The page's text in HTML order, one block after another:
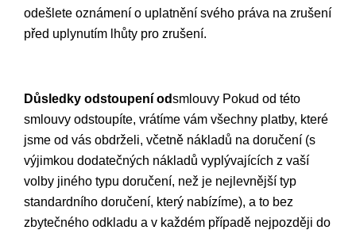
odešlete oznámení o uplatnění svého práva na zrušení
před uplynutím lhůty pro zrušení.
Důsledky odstoupení odsmlouvy Pokud od této
smlouvy odstoupíte, vrátíme vám všechny platby, které
jsme od vás obdrželi, včetně nákladů na doručení (s
výjimkou dodatečných nákladů vyplývajících z vaší
volby jiného typu doručení, než je nejlevnější typ
standardního doručení, který nabízíme), a to bez
zbytečného odkladu a v každém případě nejpozději do